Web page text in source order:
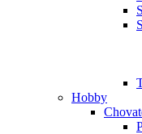
Hobby